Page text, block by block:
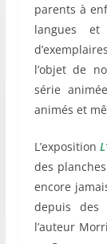
parents à
langues
l’objet de
série
animés et
L’exposition
des
encore
depuis des
l’auteur